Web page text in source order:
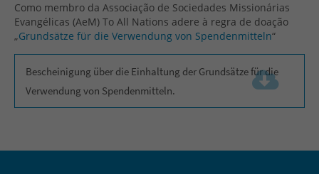
Como membro da Associação de Sociedades Missionárias
Evangélicas (AeM) To All Nations adere à regra de doação
„Grundsätze für die Verwendung von Spendenmitteln“
Bescheinigung über die Einhaltung der Grundsätze für die
Verwendung von Spendenmitteln.